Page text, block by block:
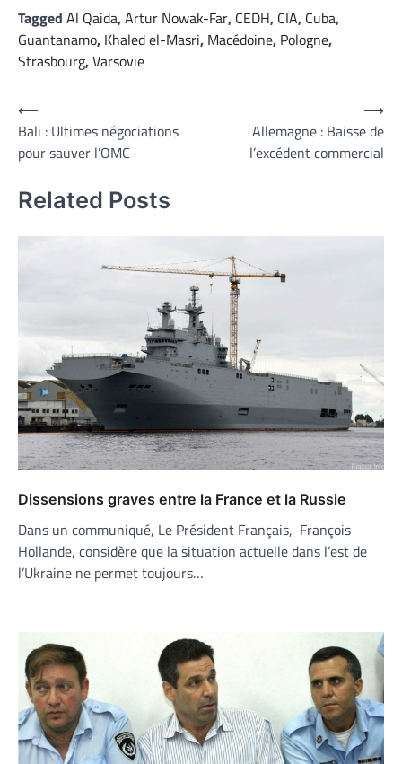
Tagged Al Qaida,Artur Nowak-Far, CEDH, CIA, Cuba,
Guantanamo, Khaled el-Masri, Macédoine, Pologne,
Strasbourg,Varsovie
Navigation
de
l’article
⟵
Bali : Ultimes négociations
pour sauver l’OMC
Allemagne : Baisse de
l’excédent commercial
⟶
Related Posts
Dissensions graves entre la France et la Russie
Dans un communiqué, Le Président Français, François
Hollande, considère que la situation actuelle dans l’est de
l’Ukraine ne permet toujours…